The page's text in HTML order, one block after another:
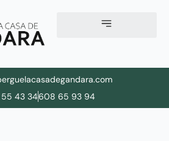
43 34608 65 93 94